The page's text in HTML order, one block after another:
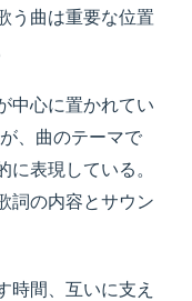
う曲は重要な位置
中心に置かれてい
、曲のテーマで
に表現している。
詞の内容とサウン
時間、互いに支え